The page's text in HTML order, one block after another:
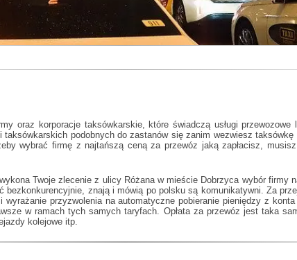
oraz korporacje taksówkarskie, które świadczą usługi
taksówkarskich podobnych dozastanów się zanim wezwiesz
wybrać firmę z najtańszą ceną za przewóz jaką zapłacisz,
Twoje zlecenie z ulicy Różana w mieście Dobrzyca wybór firmy
znają i mówią po polsku są komunikatywni. Za
przyzwolenia na automatyczne pobieranie pieniędzy z
w ramach tych samych taryfach. Opłata za przewóz jest taka
kolejowe itp.